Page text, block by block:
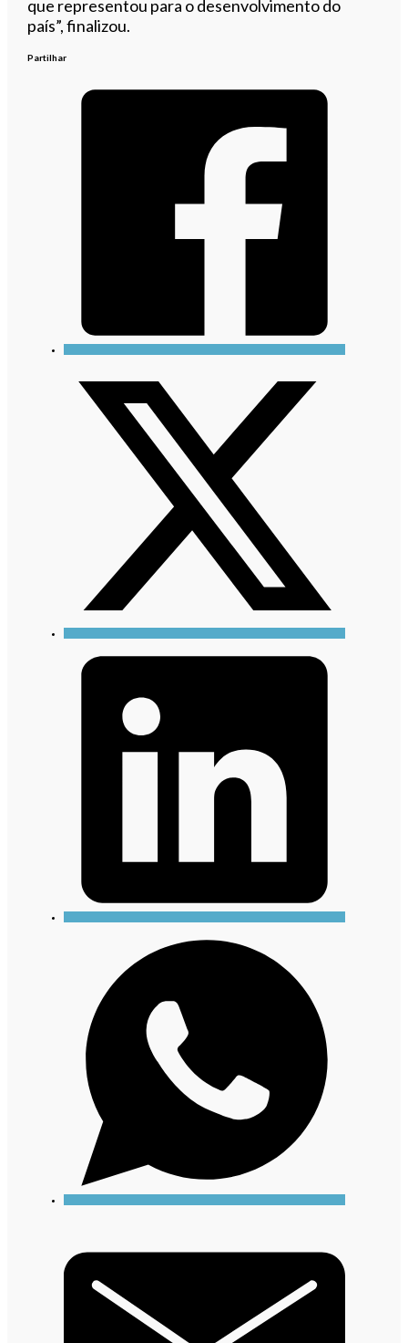
que representou para o desenvolvimento do
país”, finalizou.
Partilhar